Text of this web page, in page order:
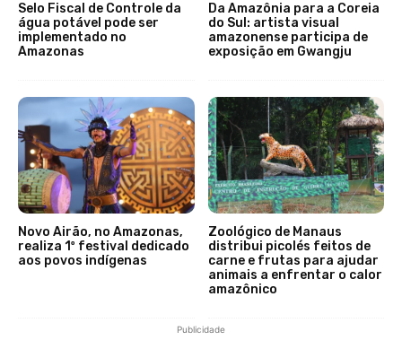
Selo Fiscal de Controle da
água potável pode ser
implementado no
Amazonas
Da Amazônia para a Coreia
do Sul: artista visual
amazonense participa de
exposição em Gwangju
Novo Airão, no Amazonas,
realiza 1º festival dedicado
aos povos indígenas
Zoológico de Manaus
distribui picolés feitos de
carne e frutas para ajudar
animais a enfrentar o calor
amazônico
Publicidade